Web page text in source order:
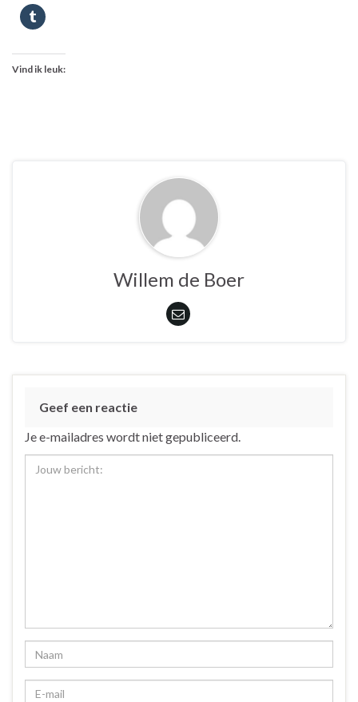
Vind ik leuk:
Willem de Boer
Geef een reactie
Je e-mailadres wordt niet gepubliceerd.